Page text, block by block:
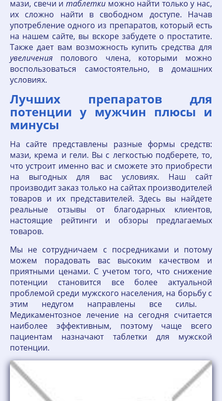
мази, свечи и таблеткиможно найти только у нас,
их сложно найти в свободном доступе. Начав
употребление одного из препаратов, который есть
на нашем сайте, вы вскоре забудете о простатите.
Также дает вам возможность купить средства для
увеличения полового члена, которыми можно
воспользоваться самостоятельно, в домашних
условиях.
Лучших препаратов для
потенции у мужчин плюсы и
минусы
На сайте представлены разные формы средств:
мази, крема и гели. Вы с легкостью подберете, то,
что устроит именно вас и сможете это приобрести
на выгодных для вас условиях. Наш сайт
производит заказ только на сайтах производителей
товаров и их представителей. Здесь вы найдете
реальные отзывы от благодарных клиентов,
настоящие рейтинги и обзоры предлагаемых
товаров.
Мы не сотрудничаем с посредниками и потому
можем порадовать вас высоким качеством и
приятными ценами. С учетом того, что снижение
потенции становится все более актуальной
проблемой среди мужского населения, на борьбу с
этим недугом направлены все силы.
Медикаментозное лечение на сегодня считается
наиболее эффективным, поэтому чаще всего
пациентам назначают таблетки для мужской
потенции.